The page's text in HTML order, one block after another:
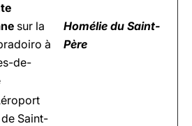
sur la
à
de-
Homélie du Saint-
Père
Saint-